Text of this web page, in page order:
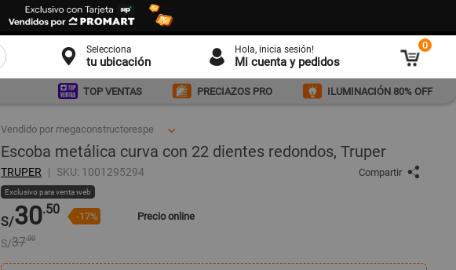
Selecciona
tu ubicación
Hola, inicia sesión!
Mi cuenta y pedidos
0
TOP VENTAS PRECIAZOS PRO ILUMINACIÓN 80% OFF
Vendido por megaconstructorespe
Escoba metálica curva con 22 dientes redondos, Truper
TRUPER SKU: 1001295294 Compartir
Exclusivo para venta web
S/30.50 -17% Precio online
S/37.00